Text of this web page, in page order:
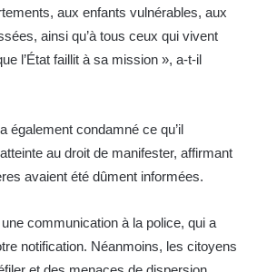
aux enfants vulnérables, aux
ainsi qu’à tous ceux qui vivent
l’État faillit à sa mission », a-t-il
également condamné ce qu’il
au droit de manifester, affirmant
avaient été dûment informées.
communication à la police, qui a
notification. Néanmoins, les citoyens